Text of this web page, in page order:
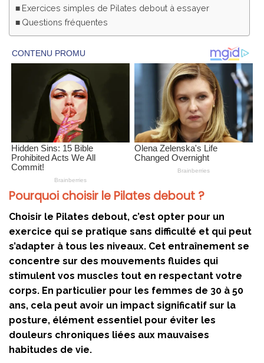
Exercices simples de Pilates debout à essayer
Questions fréquentes
Pourquoi choisir le Pilates debout ?
Choisir le Pilates debout, c’est opter pour un
exercice qui se pratique sans difficulté et qui peut
s’adapter à tous les niveaux. Cet entraînement se
concentre sur des mouvements fluides qui
stimulent vos muscles tout en respectant votre
corps. En particulier pour les femmes de 30 à 50
ans, cela peut avoir un impact significatif sur la
posture, élément essentiel pour éviter les
douleurs chroniques liées aux mauvaises
habitudes de vie.